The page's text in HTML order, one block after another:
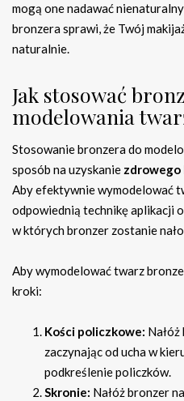
mogą one nadawać
bronzera sprawi, że Twój
naturalnie.
Jak stosować
modelowania
Stosowanie bronzera do
sposób na uzyskanie zdrowego
Aby efektywnie wymodelować
odpowiednią technikę aplikacji
w których bronzer zostanie
Aby wymodelować twarz
kroki:
Kości policzkowe:
zaczynając od ucha w
podkreślenie policzków.
Skronie: Nałóż bronzer